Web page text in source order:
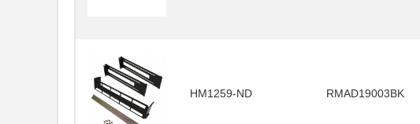
HM1259-ND RMAD19003BK